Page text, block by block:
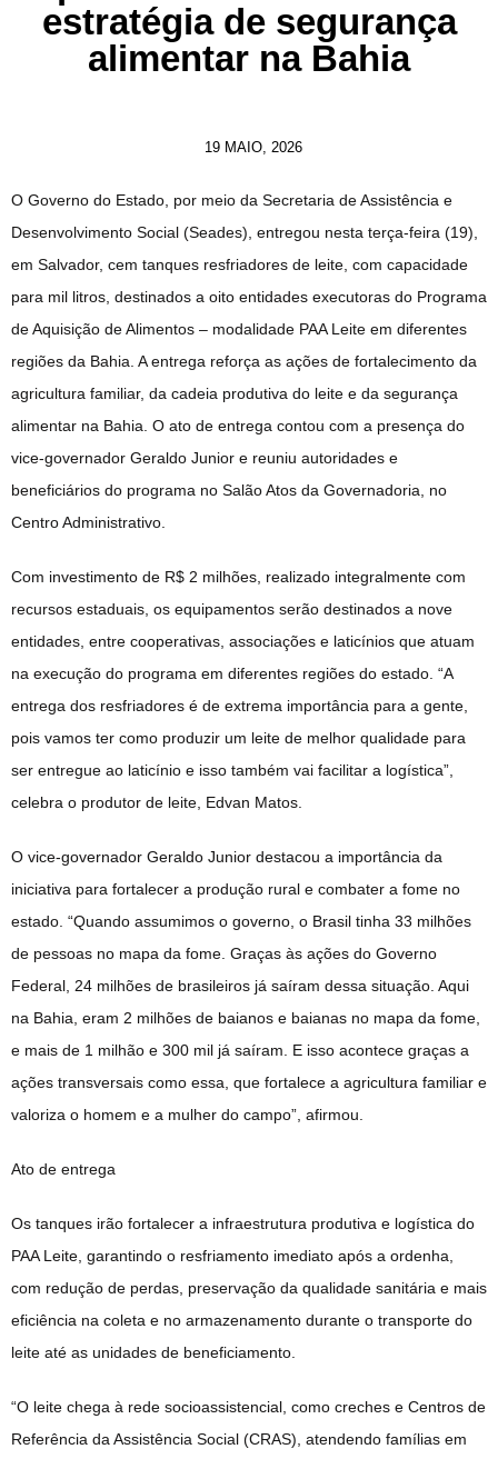
estratégia de segurança
alimentar na Bahia
19 MAIO, 2026
O Governo do Estado, por meio da Secretaria de Assistência e
Desenvolvimento Social (Seades), entregou nesta terça-feira (19),
em Salvador, cem tanques resfriadores de leite, com capacidade
para mil litros, destinados a oito entidades executoras do Programa
de Aquisição de Alimentos – modalidade PAA Leite em diferentes
regiões da Bahia. A entrega reforça as ações de fortalecimento da
agricultura familiar, da cadeia produtiva do leite e da segurança
alimentar na Bahia. O ato de entrega contou com a presença do
vice-governador Geraldo Junior e reuniu autoridades e
beneficiários do programa no Salão Atos da Governadoria, no
Centro Administrativo.
Com investimento de R$ 2 milhões, realizado integralmente com
recursos estaduais, os equipamentos serão destinados a nove
entidades, entre cooperativas, associações e laticínios que atuam
na execução do programa em diferentes regiões do estado. “A
entrega dos resfriadores é de extrema importância para a gente,
pois vamos ter como produzir um leite de melhor qualidade para
ser entregue ao laticínio e isso também vai facilitar a logística”,
celebra o produtor de leite, Edvan Matos.
O vice-governador Geraldo Junior destacou a importância da
iniciativa para fortalecer a produção rural e combater a fome no
estado. “Quando assumimos o governo, o Brasil tinha 33 milhões
de pessoas no mapa da fome. Graças às ações do Governo
Federal, 24 milhões de brasileiros já saíram dessa situação. Aqui
na Bahia, eram 2 milhões de baianos e baianas no mapa da fome,
e mais de 1 milhão e 300 mil já saíram. E isso acontece graças a
ações transversais como essa, que fortalece a agricultura familiar e
valoriza o homem e a mulher do campo”, afirmou.
Ato de entrega
Os tanques irão fortalecer a infraestrutura produtiva e logística do
PAA Leite, garantindo o resfriamento imediato após a ordenha,
com redução de perdas, preservação da qualidade sanitária e mais
eficiência na coleta e no armazenamento durante o transporte do
leite até as unidades de beneficiamento.
“O leite chega à rede socioassistencial, como creches e Centros de
Referência da Assistência Social (CRAS), atendendo famílias em